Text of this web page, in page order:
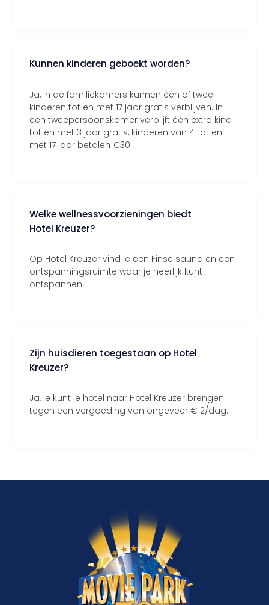
Kunnen kinderen geboekt worden?
Ja, in de familiekamers kunnen één of twee
kinderen tot en met 17 jaar gratis verblijven. In
een tweepersoonskamer verblijft één extra kind
tot en met 3 jaar gratis, kinderen van 4 tot en
met 17 jaar betalen €30.
Welke wellnessvoorzieningen biedt
Hotel Kreuzer?
Op Hotel Kreuzer vind je een Finse sauna en een
ontspanningsruimte waar je heerlijk kunt
ontspannen.
Zijn huisdieren toegestaan op Hotel
Kreuzer?
Ja, je kunt je hotel naar Hotel Kreuzer brengen
tegen een vergoeding van ongeveer €12/dag.